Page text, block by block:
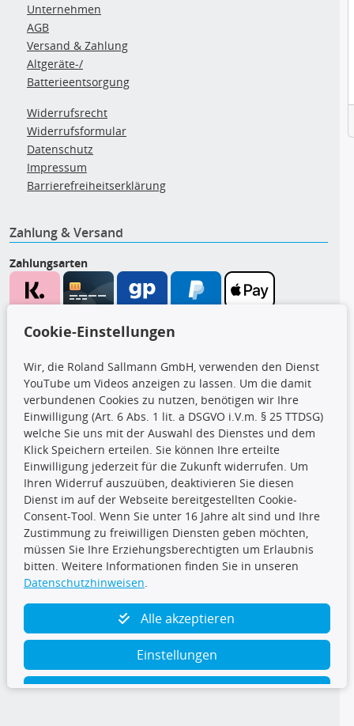
Unternehmen
AGB
Versand & Zahlung
Altgeräte-/
Batterieentsorgung
Widerrufsrecht
Widerrufsformular
Datenschutz
Impressum
Barrierefreiheitserklärung
Zahlung & Versand
Zahlungsarten
CARAT Gruppe
Folge uns
TecDoc Inside
Cookie-Einstellungen
Wir, die Roland Sallmann GmbH, verwenden den Dienst
YouTube um Videos anzeigen zu lassen. Um die damit
verbundenen Cookies zu nutzen, benötigen wir Ihre
Einwilligung (Art. 6 Abs. 1 lit. a DSGVO i.V.m. § 25 TTDSG)
welche Sie uns mit der Auswahl des Dienstes und dem
Klick Speichern erteilen. Sie können Ihre erteilte
Einwilligung jederzeit für die Zukunft widerrufen. Um
Ihren Widerruf auszuüben, deaktivieren Sie diesen
Dienst im auf der Webseite bereitgestellten Cookie-
Consent-Tool. Wenn Sie unter 16 Jahre alt sind und Ihre
Zustimmung zu freiwilligen Diensten geben möchten,
müssen Sie Ihre Erziehungsberechtigten um Erlaubnis
bitten. Weitere Informationen finden Sie in unseren
Datenschutzhinweisen.
Alle akzeptieren
Einstellungen
Ablehnen